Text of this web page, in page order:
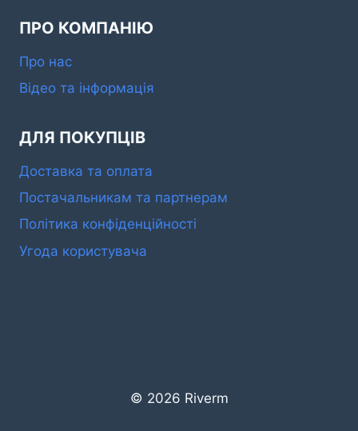
ПРО КОМПАНІЮ
Про нас
Відео та інформація
ДЛЯ ПОКУПЦІВ
Доставка та оплата
Постачальникам та партнерам
Політика конфіденційності
Угода користувача
© 2026 Riverm